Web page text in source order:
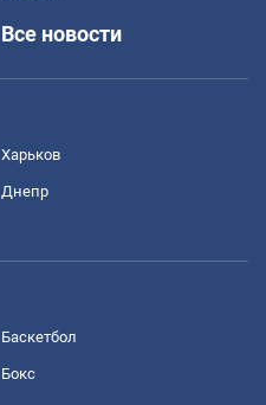
Все новости
Харьков
Днепр
Баскетбол
Бокс